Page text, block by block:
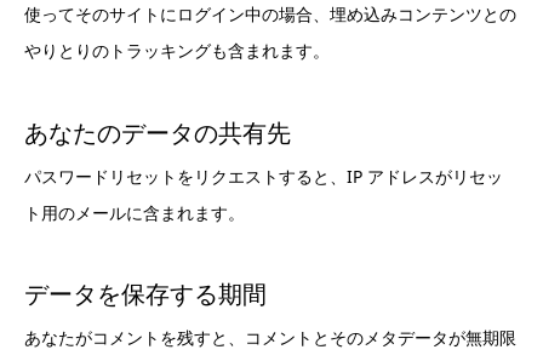
使ってそのサイトにログイン中の場合、埋め込みコンテンツとの
やりとりのトラッキングも含まれます。
あなたのデータの共有先
パスワードリセットをリクエストすると、IP アドレスがリセッ
ト用のメールに含まれます。
データを保存する期間
あなたがコメントを残すと、コメントとそのメタデータが無期限